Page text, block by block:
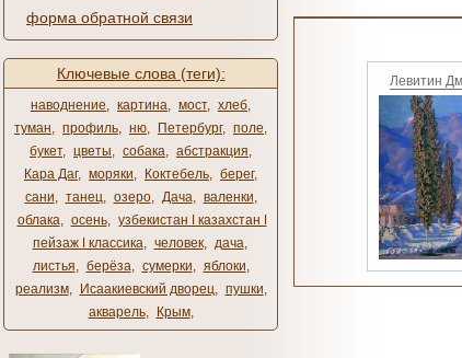
форма обратной связи
Ключевые слова (теги):
наводнение, картина, мост, хлеб,
туман, профиль, ню, Петербург, поле,
букет, цветы, собака, абстракция,
Кара Даг, моряки, Коктебель, берег,
сани, танец, озеро, Дача, валенки,
облака, осень, узбекистан ǀ казахстан ǀ
пейзаж ǀ классика, человек, дача,
листья, берёза, сумерки, яблоки,
реализм, Исаакиевский дворец, пушки,
акварель, Крым,
Левитин